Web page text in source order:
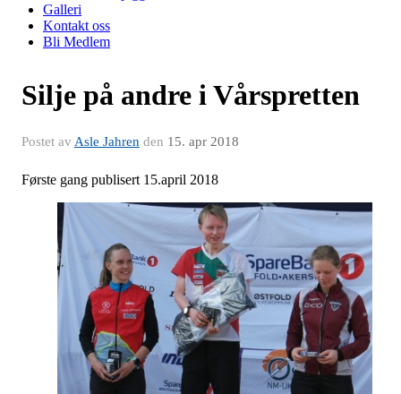
Galleri
Kontakt oss
Bli Medlem
Silje på andre i Vårspretten
Postet av Asle Jahren den 15. apr 2018
Første gang publisert 15.april 2018